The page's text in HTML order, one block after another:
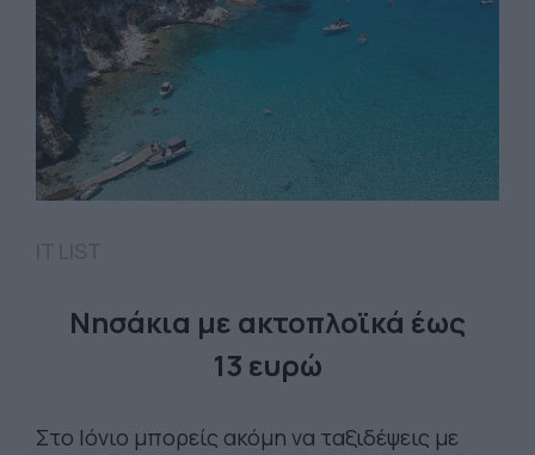
Νησάκια με ακτοπλοϊκά έως
13 ευρώ
Στο Ιόνιο μπορείς ακόμη να ταξιδέψεις με